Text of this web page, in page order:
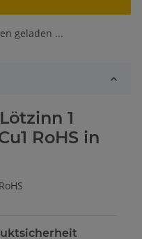
geladen ...
1
RoHS in